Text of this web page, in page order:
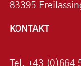
83395
KONTAKT
Tel. +43 (0)664